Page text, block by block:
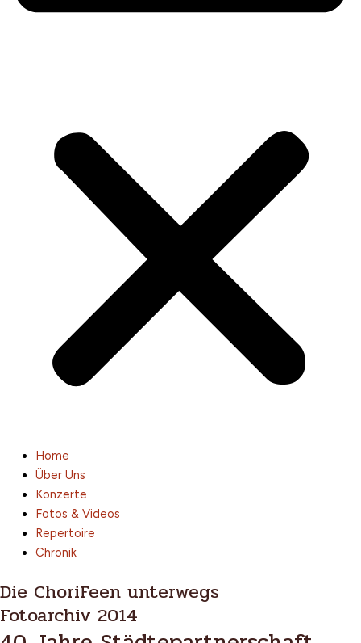
Home
Über Uns
Konzerte
Fotos & Videos
Repertoire
Chronik
Die ChoriFeen unterwegs
Fotoarchiv 2014